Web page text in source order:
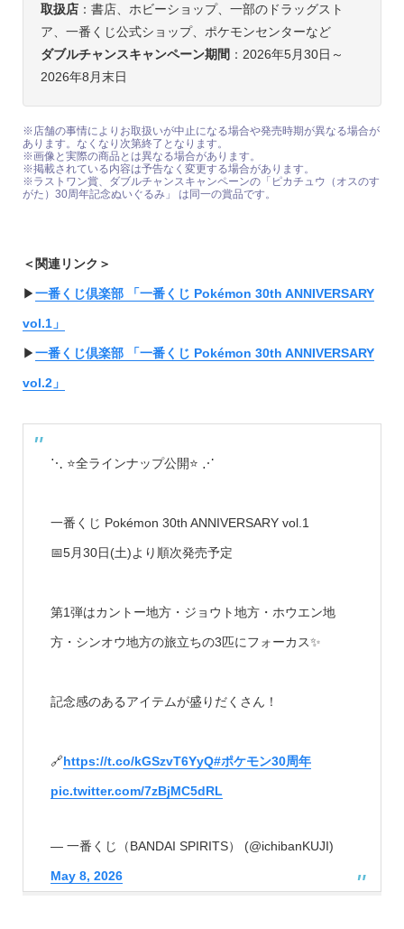
取扱店：書店、ホビーショップ、一部のドラッグスト
ア、一番くじ公式ショップ、ポケモンセンターなど
ダブルチャンスキャンペーン期間：2026年5月30日～
2026年8月末日
※店舗の事情によりお取扱いが中止になる場合や発売時期が異なる場合が
あります。なくなり次第終了となります。
※画像と実際の商品とは異なる場合があります。
※掲載されている内容は予告なく変更する場合があります。
※ラストワン賞、ダブルチャンスキャンペーンの「ピカチュウ（オスのす
がた）30周年記念ぬいぐるみ」 は同一の賞品です。
＜関連リンク＞
▶︎一番くじ倶楽部 「一番くじ Pokémon 30th ANNIVERSARY
vol.1」
▶︎一番くじ倶楽部 「一番くじ Pokémon 30th ANNIVERSARY
vol.2」
⋱ ⭐全ラインナップ公開⭐ ⋰
一番くじ Pokémon 30th ANNIVERSARY vol.1
📅5月30日(土)より順次発売予定
第1弾はカントー地方・ジョウト地方・ホウエン地
方・シンオウ地方の旅立ちの3匹にフォーカス✨
記念感のあるアイテムが盛りだくさん！
🔗https://t.co/kGSzvT6YyQ#ポケモン30周年
pic.twitter.com/7zBjMC5dRL
— 一番くじ（BANDAI SPIRITS） (@ichibanKUJI)
May 8, 2026